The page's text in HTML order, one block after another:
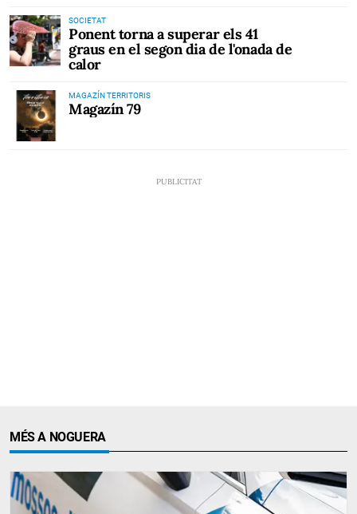
SOCIETAT
Ponent torna a superar els 41
graus en el segon dia de l'onada de
calor
MAGAZÍN TERRITORIS
Magazín 79
MÉS A NOGUERA